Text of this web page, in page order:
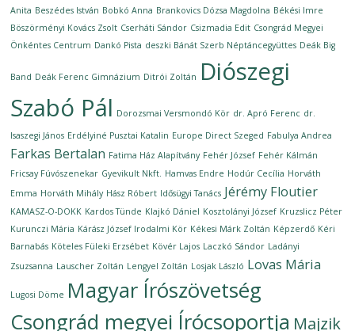
Anita Beszédes István Bobkó Anna Brankovics Dózsa Magdolna Békési Imre
Böszörményi Kovács Zsolt Cserháti Sándor Csizmadia Edit Csongrád Megyei
Önkéntes Centrum Dankó Pista deszki Bánát Szerb Néptáncegyüttes Deák Big
Band Deák Ferenc Gimnázium Ditrói Zoltán Diószegi
Szabó Pál Dorozsmai Versmondó Kör dr. Apró Ferenc dr.
Isaszegi János Erdélyiné Pusztai Katalin Europe Direct Szeged Fabulya Andrea
Farkas Bertalan Fatima Ház Alapítvány Fehér József Fehér Kálmán
Fricsay Fúvószenekar Gyevikult Nkft. Hamvas Endre Hodúr Cecília Horváth
Emma Horváth Mihály Hász Róbert Idősügyi Tanács Jérémy Floutier
KAMASZ-O-DOKK Kardos Tünde Klajkó Dániel Kosztolányi József Kruzslicz Péter
Kurunczi Mária Kárász József Irodalmi Kör Kékesi Márk Zoltán Képzerdő Kéri
Barnabás Köteles Füleki Erzsébet Kövér Lajos Laczkó Sándor Ladányi
Zsuzsanna Lauscher Zoltán Lengyel Zoltán Losjak László Lovas Mária
Lugosi Döme Magyar Írószövetség
Csongrád megyei Írócsoportja Majzik